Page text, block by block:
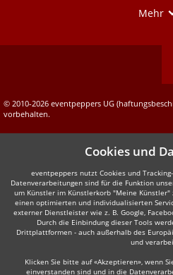
Mehr
© 2010-2026 eventpeppers UG
vorbehalten.
Cookies und
eventpeppers nutzt Cookies und
Datenverarbeitungen sind für die Funktion
um Künstler im Künstlerkorb "Meine Künstler"
einen optimierten und individualisierten
externer Dienstleister wie z. B. Google,
Durch die Einbindung dieser Tools
Drittplattformen - auch außerhalb des
und
Klicken Sie bitte auf «Akzeptieren», wenn
einverstanden sind und in die